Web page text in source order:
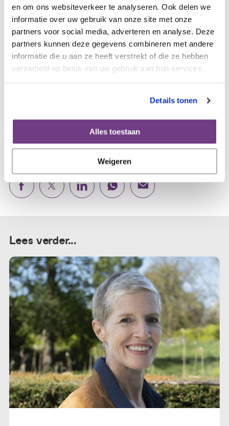
en om ons websiteverkeer te analyseren. Ook delen we
informatie over uw gebruik van onze site met onze
partners voor social media, adverteren en analyse. Deze
partners kunnen deze gegevens combineren met andere
informatie die u aan ze heeft verstrekt of die ze hebben
verzameld op basis van uw gebruik van hun services.
Details tonen
Alles toestaan
Weigeren
opgetreden.
Meer verhalen over
eierstokkanker
Lees verder...